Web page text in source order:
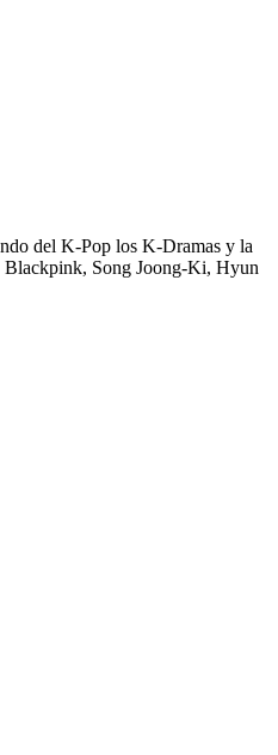
del K-Pop los K-Dramas y la
Blackpink, Song Joong-Ki, Hyun